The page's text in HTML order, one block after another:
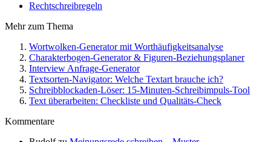
Rechtschreibregeln
Mehr zum Thema
Wortwolken-Generator mit Worthäufigkeitsanalyse
Charakterbogen-Generator & Figuren-Beziehungsplaner
Interview Anfrage-Generator
Textsorten-Navigator: Welche Textart brauche ich?
Schreibblockaden-Löser: 15-Minuten-Schreibimpuls-Tool
Text überarbeiten: Checkliste und Qualitäts-Check
Kommentare